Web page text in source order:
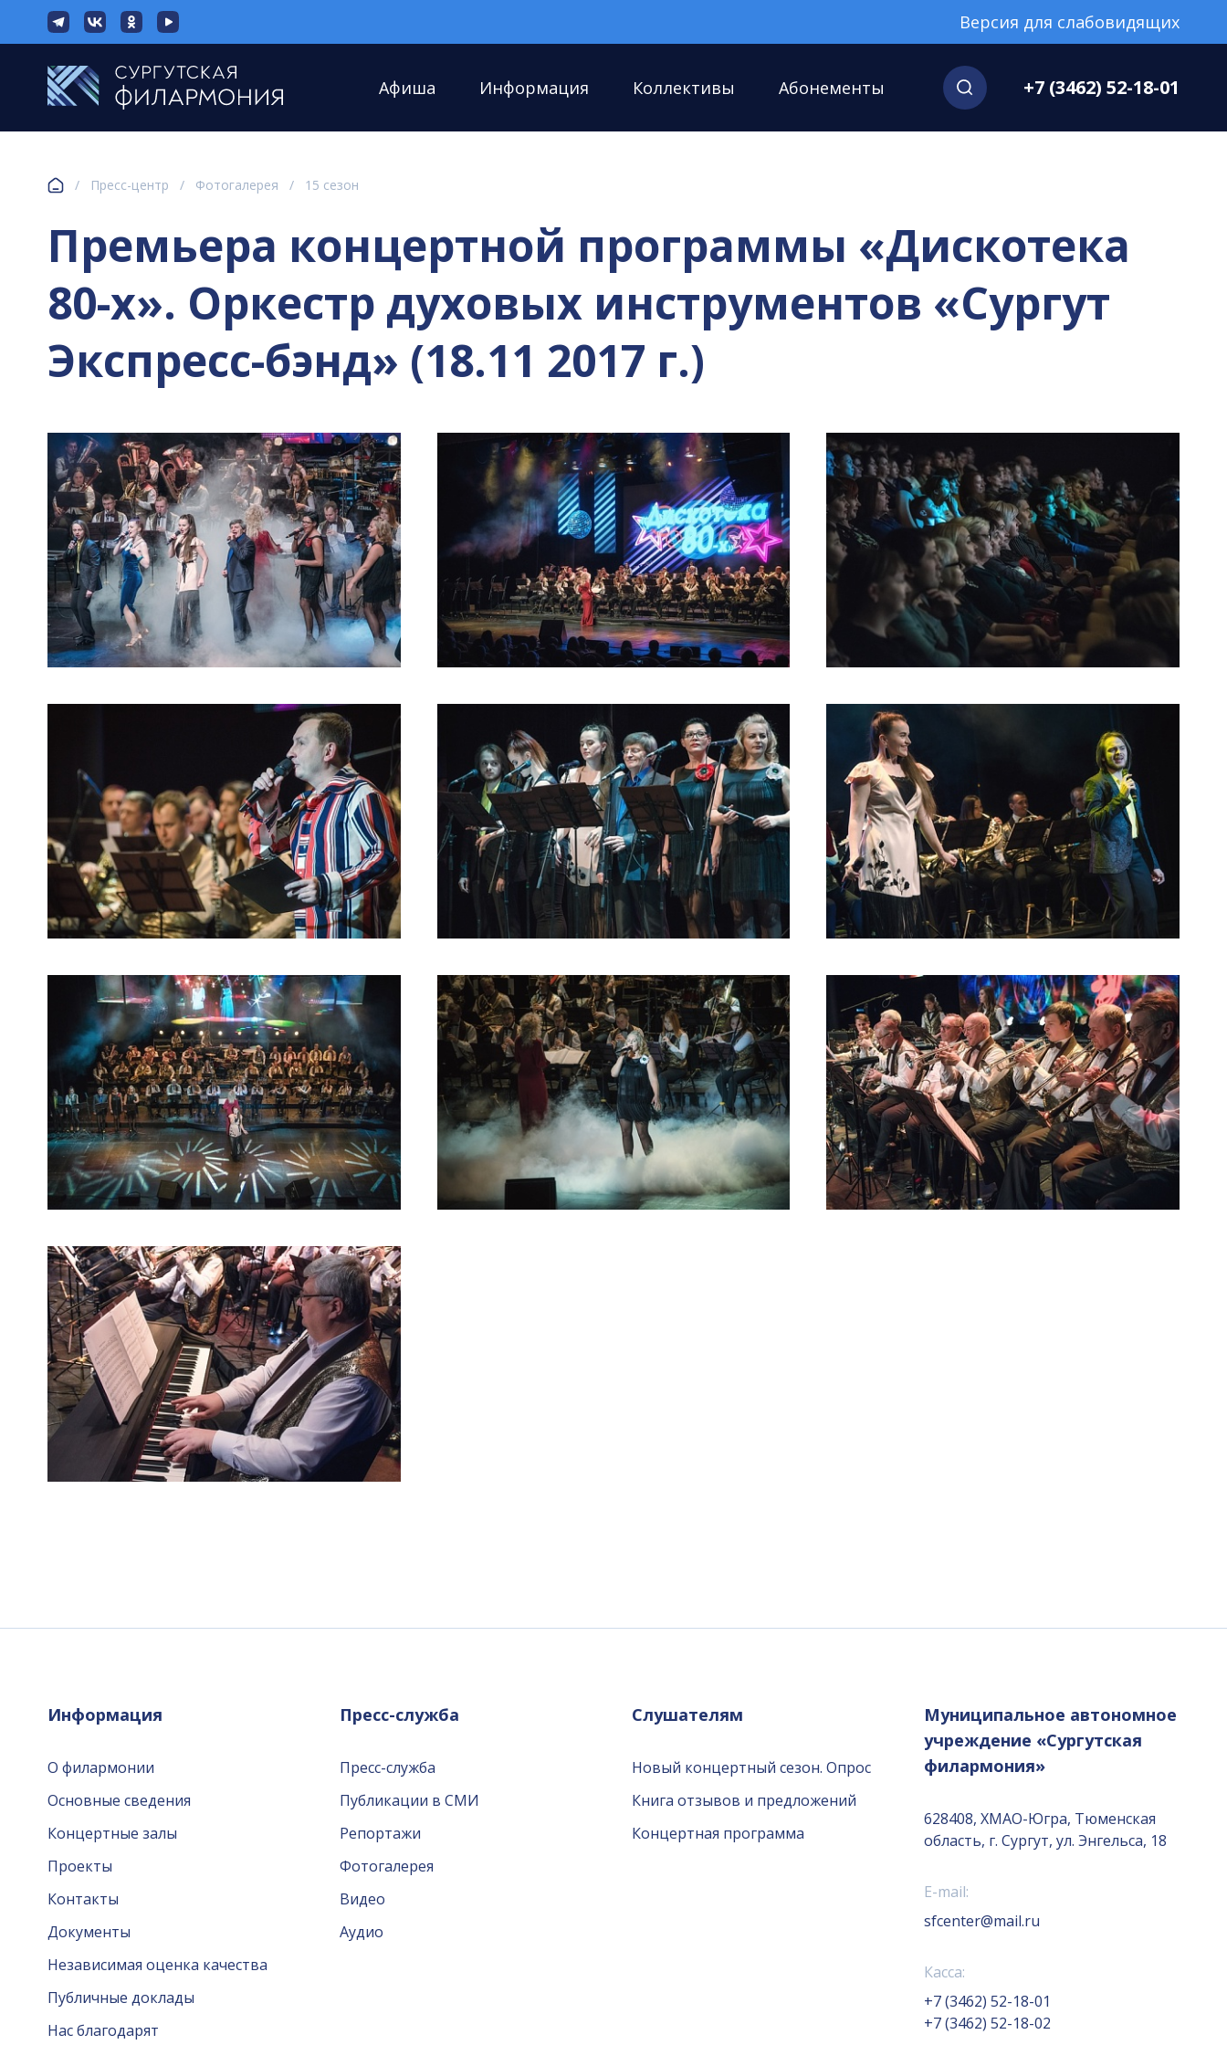
Версия для слабовидящих
Афиша Информация Коллективы Абонементы +7 (3462) 52-18-01
/ Пресс-центр / Фотогалерея / 15 сезон
Премьера концертной программы «Дискотека
80-х». Оркестр духовых инструментов «Сургут
Экспресс-бэнд» (18.11 2017 г.)
Информация
О филармонии
Основные сведения
Концертные залы
Проекты
Контакты
Документы
Независимая оценка качества
Публичные доклады
Нас благодарят
Пресс-служба
Пресс-служба
Публикации в СМИ
Репортажи
Фотогалерея
Видео
Аудио
Слушателям
Новый концертный сезон. Опрос
Книга отзывов и предложений
Концертная программа
Муниципальное автономное
учреждение «Сургутская
филармония»
628408, ХМАО-Югра, Тюменская
область, г. Сургут, ул. Энгельса, 18
E-mail:
sfcenter@mail.ru
Касса:
+7 (3462) 52-18-01
+7 (3462) 52-18-02